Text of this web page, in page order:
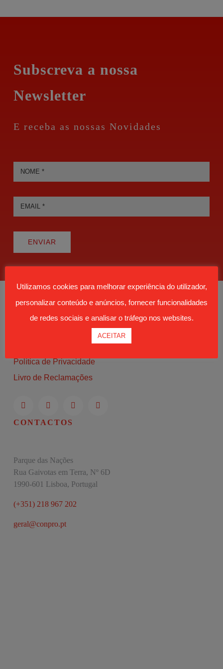
Subscreva a nossa
Newsletter
E receba as nossas Novidades
ENVIAR
Política de Privacidade
Livro de Reclamações
CONTACTOS
Parque das Nações
Rua Gaivotas em Terra, Nº 6D
1990-601 Lisboa, Portugal
(+351) 218 967 202
geral@conpro.pt
Utilizamos cookies para melhorar experiência do utilizador,
personalizar conteúdo e anúncios, fornecer funcionalidades
de redes sociais e analisar o tráfego nos websites.
ACEITAR